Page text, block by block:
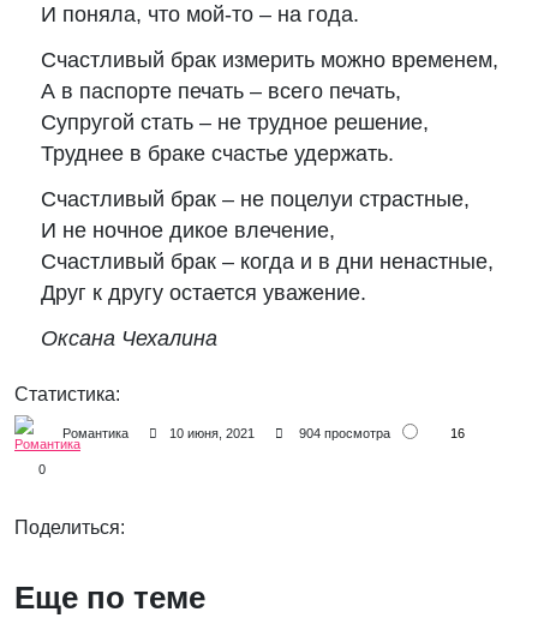
И поняла, что мой-то – на года.
Счастливый брак измерить можно временем,
А в паспорте печать – всего печать,
Супругой стать – не трудное решение,
Труднее в браке счастье удержать.
Счастливый брак – не поцелуи страстные,
И не ночное дикое влечение,
Счастливый брак – когда и в дни ненастные,
Друг к другу остается уважение.
Оксана Чехалина
Статистика:
Романтика 10 июня, 2021 904 просмотра 16
0
Поделиться:
Еще по теме